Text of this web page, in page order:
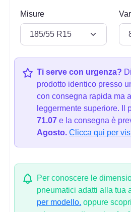
Misure
Ti serve con urgenza?
prodotto identico presso
con consegna rapida ma
leggermente superiore. Il
71.07 e la consegna è
Agosto. Clicca qui per
Per conoscere le
pneumatici adatti alla tua
per modello. oppure